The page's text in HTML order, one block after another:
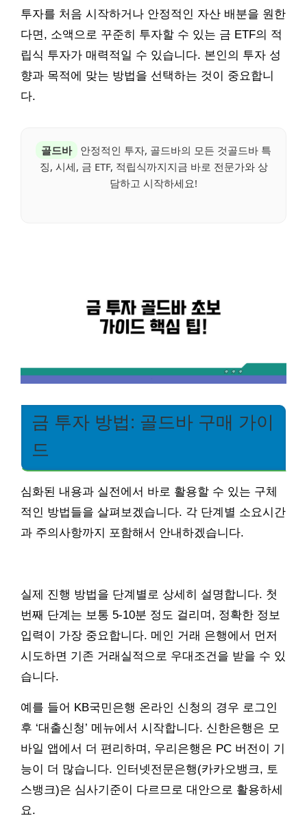
투자를 처음 시작하거나 안정적인 자산 배분을 원한
다면, 소액으로 꾸준히 투자할 수 있는 금 ETF의 적
립식 투자가 매력적일 수 있습니다. 본인의 투자 성
향과 목적에 맞는 방법을 선택하는 것이 중요합니
다.
골드바
안정적인 투자, 골드바의 모든 것골드바 특
징, 시세, 금 ETF, 적립식까지지금 바로 전문가와 상
담하고 시작하세요!
금 투자 방법: 골드바 구매 가이
드
심화된 내용과 실전에서 바로 활용할 수 있는 구체
적인 방법들을 살펴보겠습니다. 각 단계별 소요시간
과 주의사항까지 포함해서 안내하겠습니다.
실제 진행 방법을 단계별로 상세히 설명합니다. 첫
번째 단계는 보통 5-10분 정도 걸리며, 정확한 정보
입력이 가장 중요합니다. 메인 거래 은행에서 먼저
시도하면 기존 거래실적으로 우대조건을 받을 수 있
습니다.
예를 들어 KB국민은행 온라인 신청의 경우 로그인
후 ‘대출신청’ 메뉴에서 시작합니다. 신한은행은 모
바일 앱에서 더 편리하며, 우리은행은 PC 버전이 기
능이 더 많습니다. 인터넷전문은행(카카오뱅크, 토
스뱅크)은 심사기준이 다르므로 대안으로 활용하세
요.